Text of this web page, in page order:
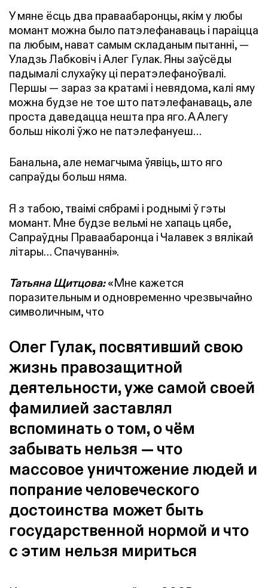
У мяне ёсць два праваабаронцы, якім у любы
момант можна было патэлефанаваць і параіцца
па любым, нават самым складаным пытанні, —
Уладзь Лабковіч і Алег Гулак. Яны заўсёды
падымалі слухаўку ці ператэлефаноўвалі.
Першы — зараз за кратамі і невядома, калі яму
можна будзе не тое што патэлефанаваць, але
проста даведацца нешта пра яго. А Алегу
больш ніколі ўжо не патэлефануеш…
Банальна, але немагчыма ўявіць, што яго
сапраўды больш няма.
Я з табою, тваімі сябрамі і роднымі ў гэты
момант. Мне будзе вельмі не хапаць цябе,
Сапраўдны Праваабаронца і Чалавек з вялікай
літары… Спачуванні».
Татьяна Щитцова:«Мне кажется
поразительным и одновременно чрезвычайно
символичным, что
Олег Гулак, посвятивший свою
жизнь правозащитной
деятельности, уже самой своей
фамилией заставлял
вспоминать о том, о чём
забывать нельзя — что
массовое уничтожение людей и
попрание человеческого
достоинства может быть
государственной нормой и что
с этим нельзя мириться